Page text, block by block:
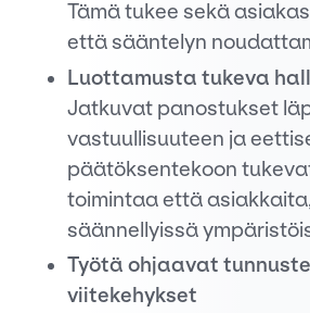
Tämä tukee sekä
että sääntelyn
Luottamusta tukeva
Jatkuvat panostukset
vastuullisuuteen ja
päätöksentekoon
toimintaa että
säännellyissä
Työtä ohjaavat
viitekehykset